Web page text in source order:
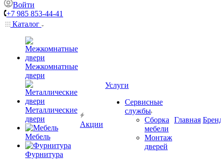
Войти
+7 985 853-44-41
Каталог
Межкомнатные
двери
Металлические
двери
Мебель
Фурнитура
Акции
Услуги
Сервисные
службы
Сборка
мебели
Монтаж
дверей
Главная